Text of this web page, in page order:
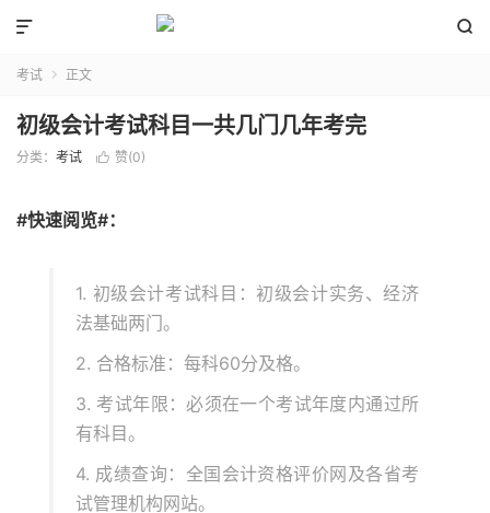


考试  正文
初级会计考试科目一共几门几年考完
分类： 考试  赞(0)
#快速阅览#：
1. 初级会计考试科目：初级会计实务、经济
法基础两门。
2. 合格标准：每科60分及格。
3. 考试年限：必须在一个考试年度内通过所
有科目。
4. 成绩查询：全国会计资格评价网及各省考
试管理机构网站。